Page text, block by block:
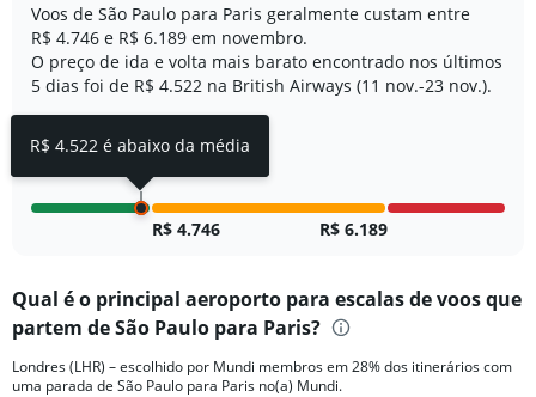
Y
axis
displaying
values.
Range:
0
to
20.
Voos de São Paulo para Paris geralmente custam entre
R$ 4.746 e R$ 6.189 em novembro.
O preço de ida e volta mais barato encontrado nos últimos
5 dias foi de R$ 4.522 na British Airways (11 nov.-23 nov.).
R$ 4.746 R$ 6.189
Qual é o principal aeroporto para escalas de voos que
partem de São Paulo para Paris?
Londres (LHR) – escolhido por Mundi membros em 28% dos itinerários com
uma parada de São Paulo para Paris no(a) Mundi.
R$ 4.522 é abaixo da média